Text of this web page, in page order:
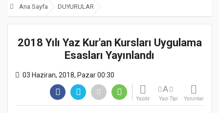
24 Temmuz 2026 - Cuma Hutbesi
7 Ağustos 2026 - Cuma Hutbesi
Ana Sayfa DUYURULAR
2018 Yılı Yaz Kur'an Kursları Uygulama
Esasları Yayınlandı
03 Haziran, 2018, Pazar 00:30
Yazdır
A
Yazı Tipi Yorumlar